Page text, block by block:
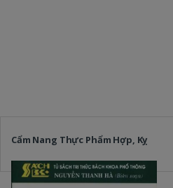
Cẩm Nang Thực Phẩm Hợp, Kỵ